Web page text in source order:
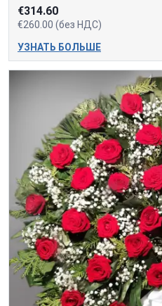
€314.60
€260.00 (без НДС)
УЗНАТЬ БОЛЬШЕ